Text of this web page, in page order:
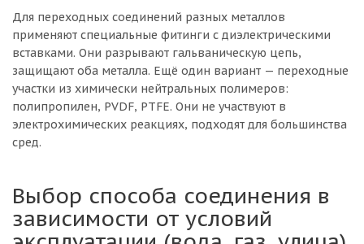
Для переходных соединений разных металлов
применяют специальные фитинги с диэлектрическими
вставками. Они разрывают гальваническую цепь,
защищают оба металла. Ещё один вариант — переходные
участки из химически нейтральных полимеров:
полипропилен, PVDF, PTFE. Они не участвуют в
электрохимических реакциях, подходят для большинства
сред.
Выбор способа соединения в
зависимости от условий